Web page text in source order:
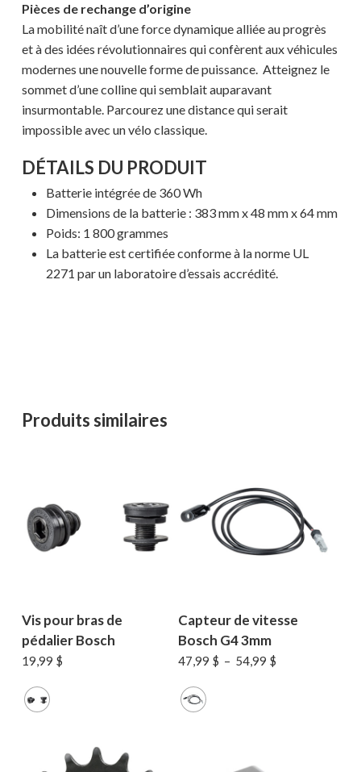
Pièces de rechange d’origine
La mobilité naît d’une force dynamique alliée au progrès
et à des idées révolutionnaires qui confèrent aux véhicules
modernes une nouvelle forme de puissance. Atteignez le
sommet d’une colline qui semblait auparavant
insurmontable. Parcourez une distance qui serait
impossible avec un vélo classique.
DÉTAILS DU PRODUIT
Batterie intégrée de 360 ​​Wh
Dimensions de la batterie : 383 mm x 48 mm x 64 mm
Poids: 1 800 grammes
La batterie est certifiée conforme à la norme UL
2271 par un laboratoire d’essais accrédité.
Produits similaires
Vis pour bras de
pédalier Bosch
19,99 $
Capteur de vitesse
Bosch G4 3mm
47,99 $ – 54,99 $